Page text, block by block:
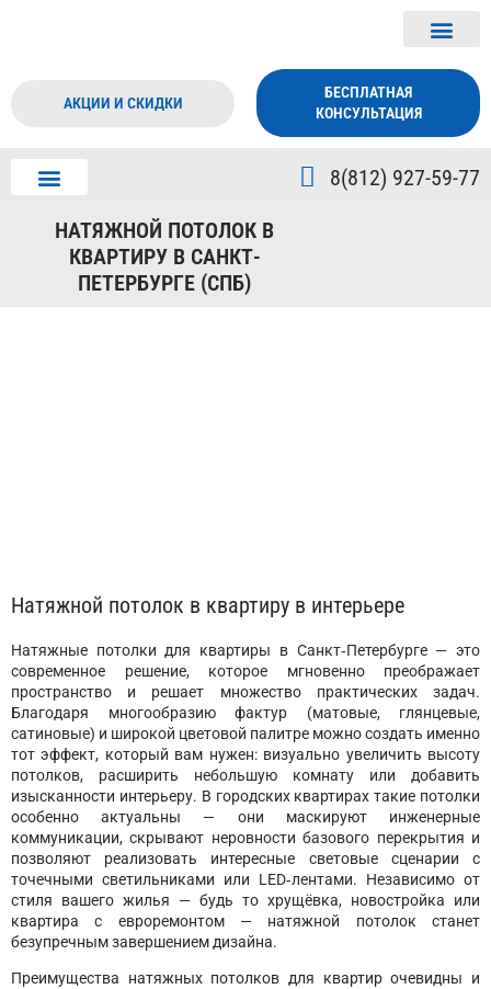
АКЦИИ И СКИДКИ
БЕСПЛАТНАЯ
КОНСУЛЬТАЦИЯ
8(812) 927-59-77
НАТЯЖНОЙ ПОТОЛОК В
КВАРТИРУ В САНКТ-
ПЕТЕРБУРГЕ (СПБ)
Натяжной потолок в квартиру в интерьере
Натяжные потолки для квартиры в Санкт‑Петербурге — это
современное решение, которое мгновенно преображает
пространство и решает множество практических задач.
Благодаря многообразию фактур (матовые, глянцевые,
сатиновые) и широкой цветовой палитре можно создать именно
тот эффект, который вам нужен: визуально увеличить высоту
потолков, расширить небольшую комнату или добавить
изысканности интерьеру. В городских квартирах такие потолки
особенно актуальны — они маскируют инженерные
коммуникации, скрывают неровности базового перекрытия и
позволяют реализовать интересные световые сценарии с
точечными светильниками или LED‑лентами. Независимо от
стиля вашего жилья — будь то хрущёвка, новостройка или
квартира с евроремонтом — натяжной потолок станет
безупречным завершением дизайна.
Преимущества натяжных потолков для квартир очевидны и